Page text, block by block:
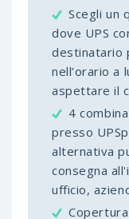
Scegli un
dove UPS
destinatario
nell’orario a
aspettare il
4
presso
alternativa
consegna
ufficio,